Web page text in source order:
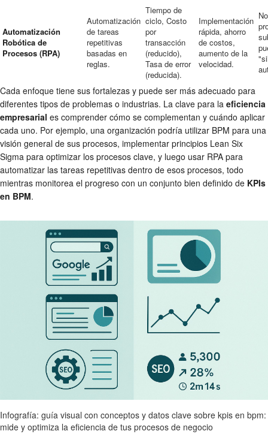
Automatización
Robótica de
Procesos (RPA)
Automatización
de tareas
repetitivas
basadas en
reglas.
Tiempo de
ciclo, Costo
por
transacción
(reducido),
Tasa de error
(reducida).
Implementación
rápida, ahorro
de costos,
aumento de la
velocidad.
Cada enfoque tiene sus fortalezas y puede ser más adecuado para
diferentes tipos de problemas o industrias. La clave para la eficiencia
empresarial es comprender cómo se complementan y cuándo aplicar
cada uno. Por ejemplo, una organización podría utilizar BPM para una
visión general de sus procesos, implementar principios Lean Six
Sigma para optimizar los procesos clave, y luego usar RPA para
automatizar las tareas repetitivas dentro de esos procesos, todo
mientras monitorea el progreso con un conjunto bien definido de KPIs
en BPM.
Infografía: guía visual con conceptos y datos clave sobre kpis en bpm:
mide y optimiza la eficiencia de tus procesos de negocio